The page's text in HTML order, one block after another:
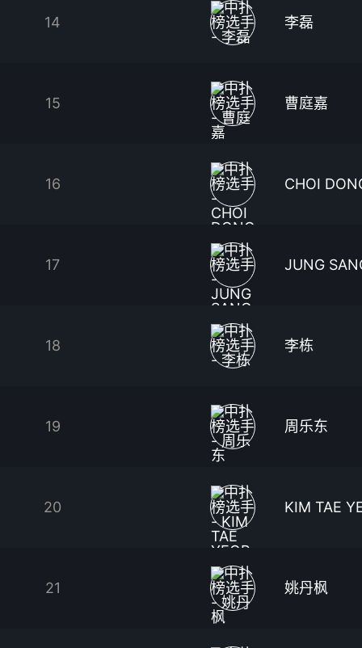
14 李磊
15 曹庭嘉
16 CHOI
17 JUNG
18 李栋
19 周乐东
20 KIM TAE
21 姚丹枫